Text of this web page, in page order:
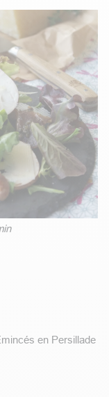
en Persillade